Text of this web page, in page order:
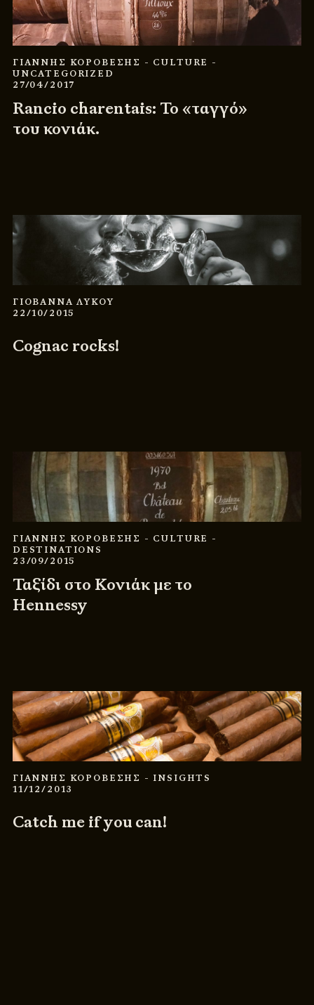
ΓΙΑΝΝΗΣ ΚΟΡΟΒΕΣΗΣ - CULTURE -
UNCATEGORIZED
27/04/2017
Rancio charentais: Το «ταγγό»
του κονιάκ.
ΓΙΟΒΑΝΝΑ ΛΥΚΟΥ
22/10/2015
Cognac rocks!
ΓΙΑΝΝΗΣ ΚΟΡΟΒΕΣΗΣ - CULTURE -
DESTINATIONS
23/09/2015
Ταξίδι στο Κονιάκ με το
Hennessy
ΓΙΑΝΝΗΣ ΚΟΡΟΒΕΣΗΣ - INSIGHTS
11/12/2013
Catch me if you can!